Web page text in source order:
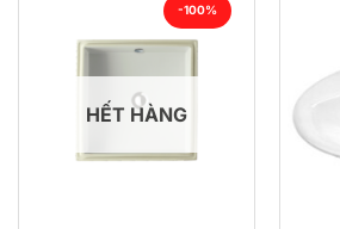
-100%
HẾT HÀNG